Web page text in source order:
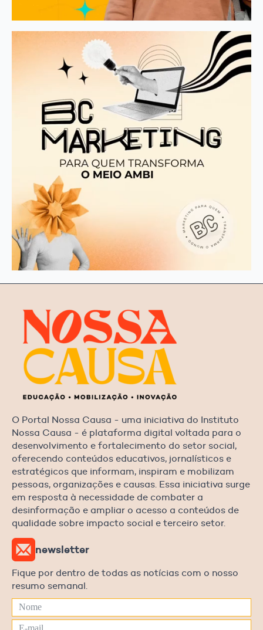
O Portal Nossa Causa - uma iniciativa do Instituto
Nossa Causa - é plataforma digital voltada para o
desenvolvimento e fortalecimento do setor social,
oferecendo conteúdos educativos, jornalísticos e
estratégicos que informam, inspiram e mobilizam
pessoas, organizações e causas. Essa iniciativa surge
em resposta à necessidade de combater a
desinformação e ampliar o acesso a conteúdos de
qualidade sobre impacto social e terceiro setor.
newsletter
Fique por dentro de todas as notícias com o nosso
resumo semanal.